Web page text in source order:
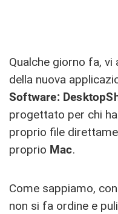
Qualche giorno fa, vi
della nuova
Software:
progettato per chi
proprio file
proprio Mac.
Come sappiamo,
non si fa ordine e